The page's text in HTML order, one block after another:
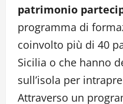
patrimonio
programma di
coinvolto più di 40
Sicilia o che hanno
sull’isola per
Attraverso un